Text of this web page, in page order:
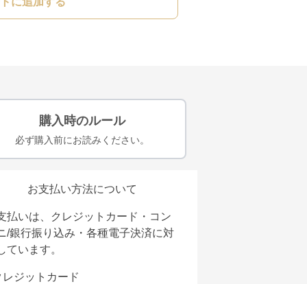
購入時のルール
必ず購入前にお読みください。
お支払い方法について
払いは、クレジットカード・コン
/銀行振り込み・各種電子決済に対
ています。
レジットカード